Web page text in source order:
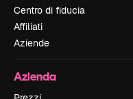
Centro di fiducia
Affiliati
Aziende
Azienda